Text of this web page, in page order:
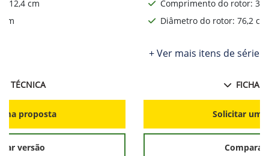
cm
TÉCNICA
proposta
versão
Comprimento do rotor:
Diâmetro do rotor: 76,2 cm
+ Ver mais itens de série
FICHA
Solicitar
Comparar